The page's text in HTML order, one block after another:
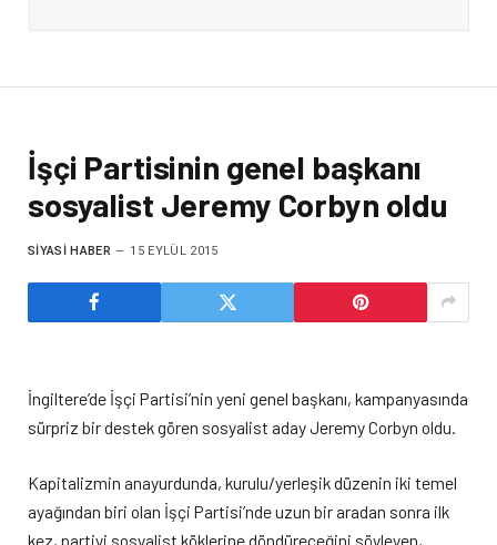
İşçi Partisinin genel başkanı
sosyalist Jeremy Corbyn oldu
SIYASI HABER 15 EYLÜL 2015
İngiltere’de İşçi Partisi’nin yeni genel başkanı, kampanyasında
sürpriz bir destek gören sosyalist aday Jeremy Corbyn oldu.
Kapitalizmin anayurdunda, kurulu/yerleşik düzenin iki temel
ayağından biri olan İşçi Partisi’nde uzun bir aradan sonra ilk
kez, partiyi sosyalist köklerine döndüreceğini söyleyen,